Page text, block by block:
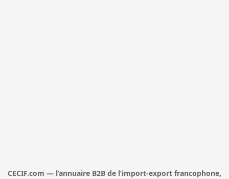
CECIF.com — l’annuaire B2B de l’import-export francophone,